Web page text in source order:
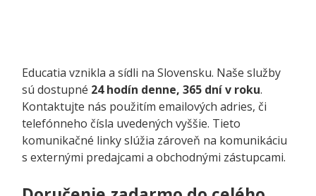
Educatia vznikla a sídli na Slovensku. Naše služby
sú dostupné 24 hodín denne, 365 dní v roku.
Kontaktujte nás použitím emailových adries, či
telefónneho čísla uvedených vyššie. Tieto
komunikačné linky slúžia zároveň na komunikáciu
s externými predajcami a obchodnými zástupcami.